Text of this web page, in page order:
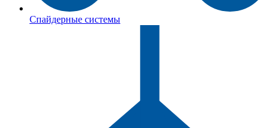
Спайдерные системы